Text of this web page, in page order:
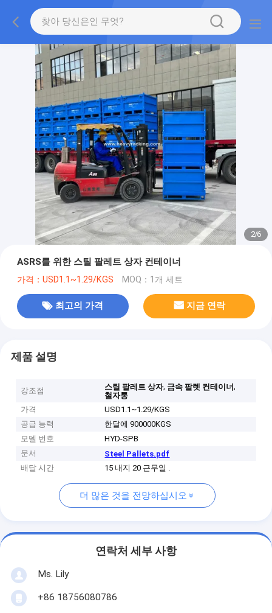
2/6
ASRS를 위한 스틸 팔레트 상자 컨테이너
가격：USD1.1~1.29/KGS MOQ：1개 세트
최고의 가격 지금 연락
제품 설명
강조점 스틸 팔레트 상자, 금속 팔렛 컨테이너,
철자통
가격
USD1.1~1.29/KGS
공급 능력
한달에 900000KGS
모델 번호
HYD-SPB
문서
Steel Pallets.pdf
배달 시간
15 내지 20 근무일 .
더 많은 것을 전망하십시오
연락처 세부 사항
Ms. Lily
+86 18756080786